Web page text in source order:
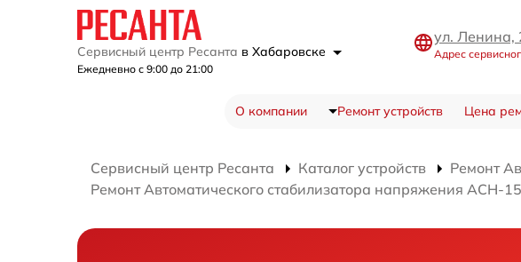
Сервисный центр Ресанта в Хабаровске
Ежедневно с 9:00 до 21:00
ул. Ленина,
Адрес
О компании Ремонт устройств Цена
Сервисный центр Ресанта Каталог устройств
Ремонт
Ремонт Автоматического стабилизатора напряжения АСН-